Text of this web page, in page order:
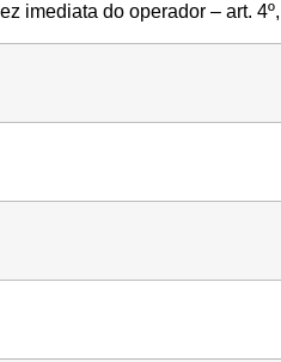
imediata do operador – art. 4º, I